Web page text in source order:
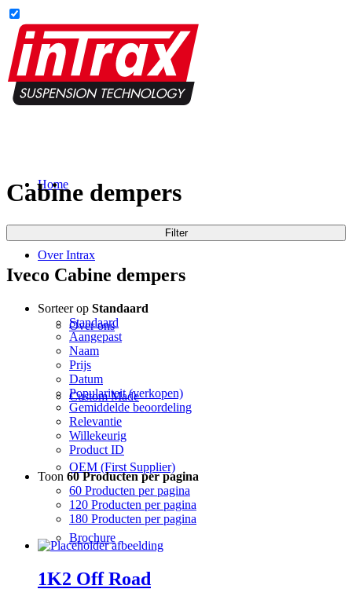
Home
Over Intrax
Over ons
Custom Made
OEM (First Supplier)
Brochure
Cabine dempers
Filter
Iveco Cabine dempers
Sorteer op Standaard
Standaard
Aangepast
Naam
Prijs
Datum
Populariteit (verkopen)
Gemiddelde beoordeling
Relevantie
Willekeurig
Product ID
Toon 60 Producten per pagina
60 Producten per pagina
120 Producten per pagina
180 Producten per pagina
1K2 Off Road